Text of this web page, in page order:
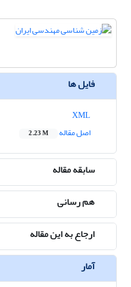
فایل ها
اصل مقاله
2.23 M
سابقه مقاله
هم رسانی
ارجاع به این مقاله
آمار